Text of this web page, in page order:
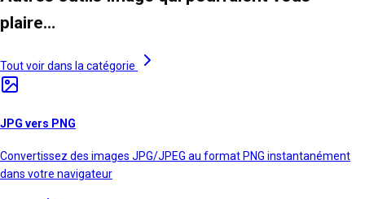
plaire…
Tout voir dans la catégorie
JPG vers PNG
Convertissez des images JPG/JPEG au format PNG instantanément
dans votre navigateur